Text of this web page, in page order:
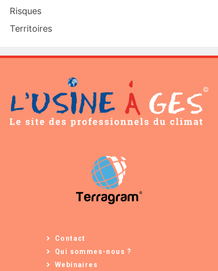
Risques
Territoires
Contact
Qui sommes-nous ?
Webinaires